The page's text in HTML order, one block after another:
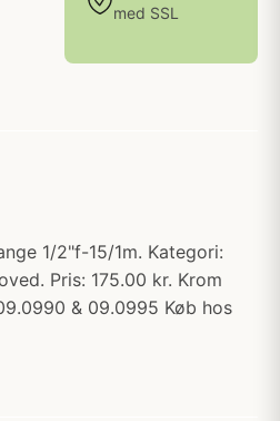
med SSL
1/2"f-15/1m. Kategori:
Pris: 175.00 kr. Krom
& 09.0995 Køb hos